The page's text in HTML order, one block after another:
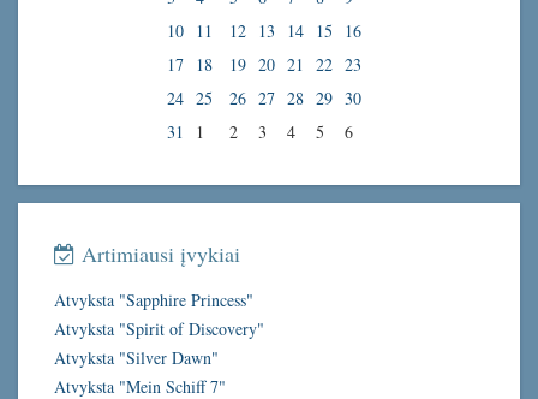
10
11 12 13 14 15
16
17
18 19 20 21 22 23
24 25 26 27 28 29
30
31
1 2 3 4 5 6
Artimiausi įvykiai
Atvyksta "Sapphire Princess"
Atvyksta "Spirit of Discovery"
Atvyksta "Silver Dawn"
Atvyksta "Mein Schiff 7"